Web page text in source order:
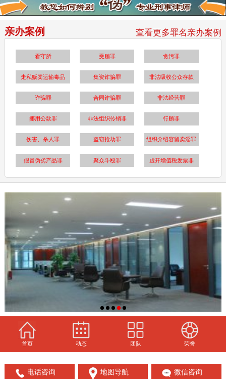
亲办案例 查看更多罪名亲办案例
看守所 受贿罪 贪污罪
走私贩卖运输毒品 集资诈骗罪 非法吸收公众存款
诈骗罪 合同诈骗罪 非法经营罪
挪用公款罪 非法组织传销罪 行贿罪
伤害、杀人罪 盗窃抢劫罪 组织介绍容留卖淫罪
假冒伪劣产品罪 聚众斗殴罪 虚开增值税发票罪
首页 动态 团队 荣誉
电话咨询 地图导航 微信咨询